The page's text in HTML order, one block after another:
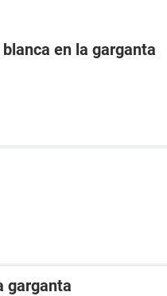
en la garganta
garganta